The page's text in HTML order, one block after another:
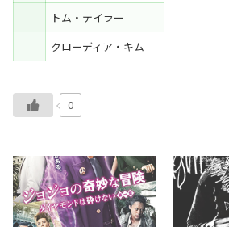
トム・テイラー
クローディア・キム
0